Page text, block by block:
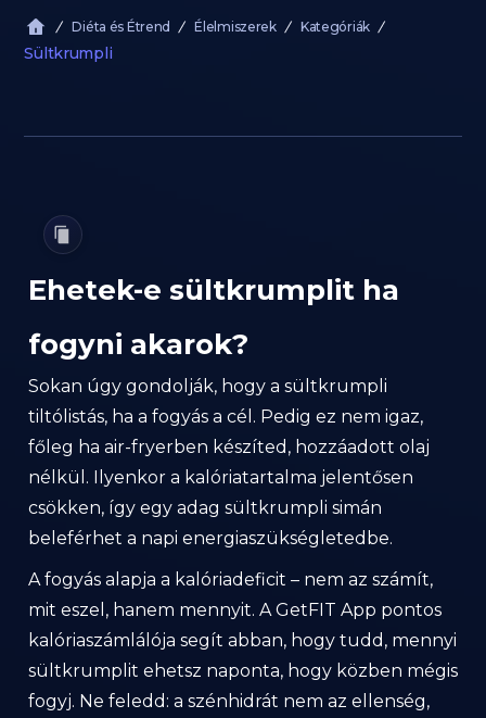
Diéta és Étrend Élelmiszerek Kategóriák
Sültkrumpli
Ehetek-e sültkrumplit ha
fogyni akarok?
Sokan úgy gondolják, hogy a sültkrumpli
tiltólistás, ha a fogyás a cél. Pedig ez nem igaz,
főleg ha air-fryerben készíted, hozzáadott olaj
nélkül. Ilyenkor a kalóriatartalma jelentősen
csökken, így egy adag sültkrumpli simán
beleférhet a napi energiaszükségletedbe.
A fogyás alapja a kalóriadeficit – nem az számít,
mit eszel, hanem mennyit. A GetFIT App pontos
kalóriaszámlálója segít abban, hogy tudd, mennyi
sültkrumplit ehetsz naponta, hogy közben mégis
fogyj. Ne feledd: a szénhidrát nem az ellenség,